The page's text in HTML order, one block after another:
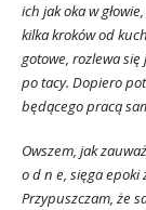
ich jak oka w
kilka kroków od
gotowe, rozlewa się
po tacy. Dopiero
będącego pracą
Owszem, jak
o d n e, sięga epoki
Przypuszczam, że